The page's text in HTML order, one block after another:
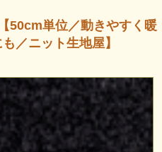
50cm単位／動きやすく暖
／ニット生地屋】